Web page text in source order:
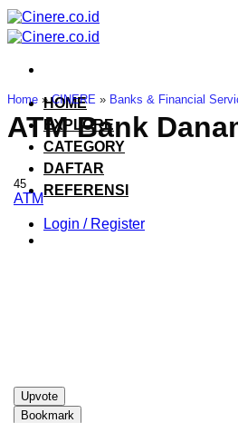
Skip
to
content
HOME
EXPLORE
CATEGORY
DAFTAR
REFERENSI
Login / Register
Home »CINERE » Banks & Financial
ATM Bank
45
ATM
Upvote
Bookmark